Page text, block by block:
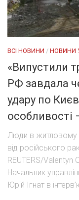
ВСІ НОВИНИ / НОВИНИ
«Випустили
РФ завдала
удару по
особливості
Люди в житловому
від російського
REUTERS/Valentyn
Начальник
Юрій Ігнат в